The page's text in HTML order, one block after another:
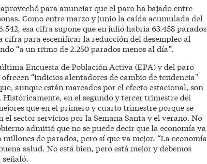
para anunciar que el paro ha bajado entre
Como entre marzo y junio la caída acumulada del
esa cifra supone que en julio habría 63.458 parados
cifra para escenificar la reducción del desempleo al
“a un ritmo de 2.250 parados menos al día”.
Encuesta de Población Activa (EPA) y del paro
“indicios alentadores de cambio de tendencia”
aunque están marcados por el efecto estacional, son
Históricamente, en el segundo y tercer trimestre del
que en el primero y cuarto trimestre porque se
sector servicios por la Semana Santa y el verano. No
admitió que no se puede decir que la economía va
de parados, pero sí que va mejor. “La economía
salud. No está bien, pero está mejor y debemos